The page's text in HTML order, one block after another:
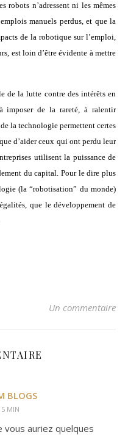
robots n’adressent ni les mêmes
manuels perdus, et que la
de la robotique sur l’emploi,
est loin d’être évidente à mettre
de la lutte contre des intérêts en
imposer de la rareté, à ralentir
la technologie permettent certes
d’aider ceux qui ont perdu leur
utilisent la puissance de
du capital. Pour le dire plus
(la “robotisation” du monde)
que le développement de
Un commentaire
BLOGS
MIN
auriez quelques